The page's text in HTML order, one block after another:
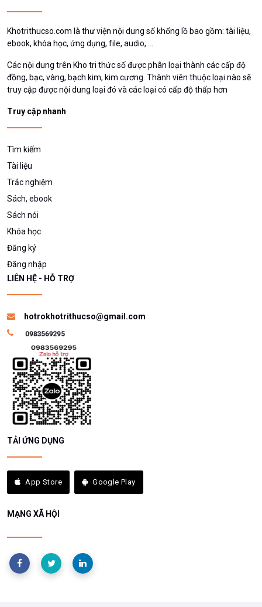
Khotrithucso.com là thư viện nội dung số khổng lồ bao gồm: tài liệu,
ebook, khóa học, ứng dụng, file, audio, ...
Các nội dung trên Kho tri thức số được phân loại thành các cấp độ
đồng, bạc, vàng, bạch kim, kim cương. Thành viên thuộc loại nào sẽ
truy cập được nội dung loại đó và các loại có cấp độ thấp hơn
Truy cập nhanh
Tìm kiếm
Tài liệu
Trắc nghiệm
Sách, ebook
Sách nói
Khóa học
Đăng ký
Đăng nhập
LIÊN HỆ - HỖ TRỢ
hotrokhotrithucso@gmail.com
TẢI ỨNG DỤNG
App Store Google Play
MẠNG XÃ HỘI